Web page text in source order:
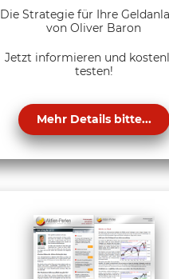
Die Strategie für Ihre
von Oliver Baron
Jetzt informieren und
testen!
Mehr Details bitte...